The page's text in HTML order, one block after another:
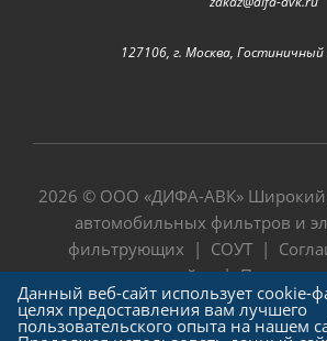
127106, г. Москва, Гостиничный
2026 © ООО «ДИФА-АВК» Широкий
автомобильных фильтров и
фильтрующих | СОУТ |
использовании сайта|Политика
обработки персональных
Данный веб-сайт использует cookie-
целях предоставления вам лучшего
пользовательского опыта на нашем